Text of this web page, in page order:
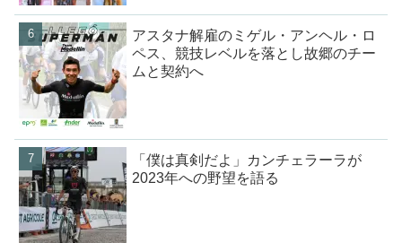
アスタナ解雇のミゲル・アンヘル・ロ
ペス、競技レベルを落とし故郷のチー
ムと契約へ
「僕は真剣だよ」カンチェラーラが
2023年への野望を語る